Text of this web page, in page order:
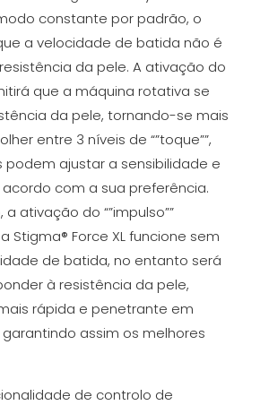
constante por padrão, o
a velocidade de batida não é
da pele. A ativação do
que a máquina rotativa se
da pele, tornando-se mais
entre 3 níveis de “”toque””,
ajustar a sensibilidade e
com a sua preferência.
ativação do “”impulso””
Stigma® Force XL funcione sem
de batida, no entanto será
à resistência da pele,
rápida e penetrante em
assim os melhores
de controlo de